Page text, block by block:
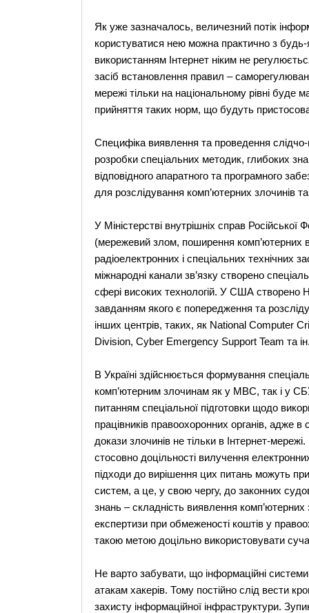
Як уже зазначалось, величезний потік
користуватися нею можна практично з будь-
використанням Інтернет ніким не
засіб встановлення правил –
мережі тільки на національному рівні буде
прийняття таких норм, що будуть
Специфіка виявлення та проведення слідчо-
розробки спеціальних методик, глибоких
відповідного апаратного та програмного
для розслідування комп’ютерних злочинів
У Міністерстві внутрішніх справ
(мережевий злом, поширення комп’ютерних
радіоелектронних і спеціальних технічних
міжнародні канали зв’язку створено
сфері високих технологій. У США створено
завданням якого є попередження та
інших центрів, таких, як National Computer
Division, Cyber Emergency Support Team та
В Україні здійснюється формування
комп’ютерним злочинам як у МВС, так і у
питанням спеціальної підготовки щодо
працівників правоохоронних органів, адже
докази злочинів не тільки в Інтернет-
стосовно доцільності вилучення
підходи до вирішення цих питань можуть
систем, а це, у свою чергу, до законних
знань – складність виявлення комп’ютерних
експертизи при обмеженості коштів у
такою метою доцільно використовувати
Не варто забувати, що інформаційні
атакам хакерів. Тому постійно слід вести
захисту інформаційної інфраструктури.